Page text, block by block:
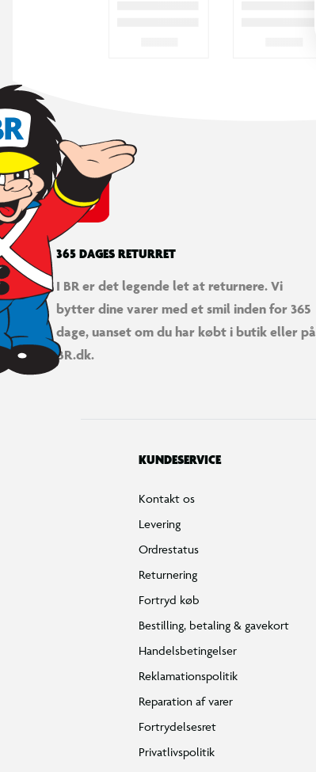
365 DAGES RETURRET
I BR er det legende let at returnere. Vi
bytter dine varer med et smil inden for 365
dage, uanset om du har købt i butik eller på
BR.dk.
KUNDESERVICE
Kontakt os
Levering
Ordrestatus
Returnering
Fortryd køb
Bestilling, betaling & gavekort
Handelsbetingelser
Reklamationspolitik
Reparation af varer
Fortrydelsesret
Privatlivspolitik